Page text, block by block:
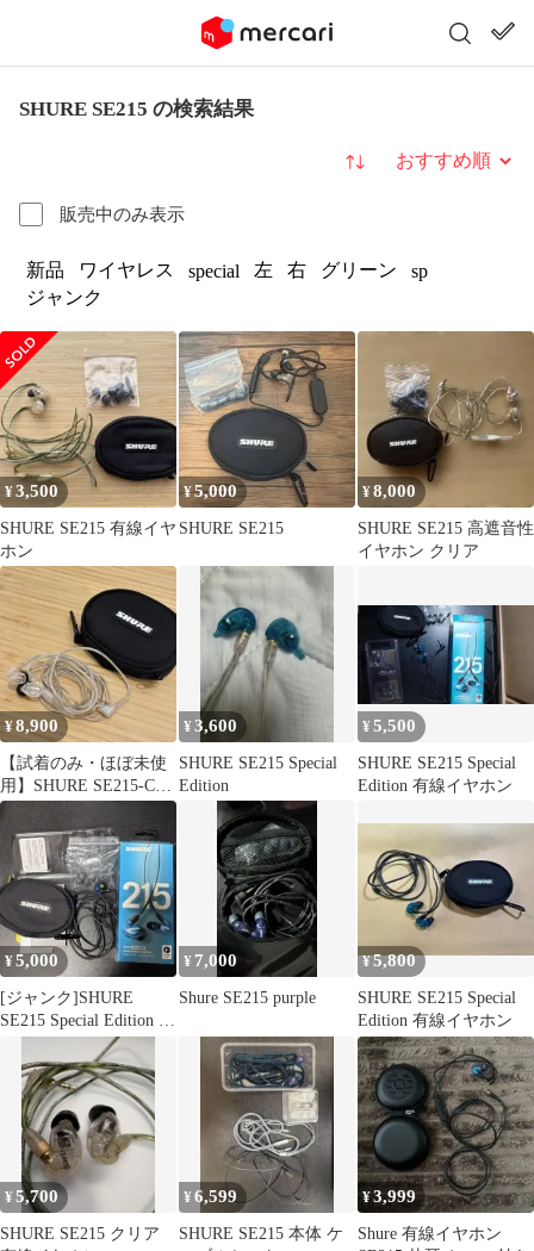
SHURE SE215 の検索結果
販売中のみ表示
並び替え
新品 ワイヤレス special 左 右 グリーン
sp
ジャンク
¥3,500
SHURE SE215 有線イヤ
ホン
¥5,000
SHURE SE215
¥8,000
SHURE SE215 高遮音性
イヤホン クリア
¥8,900
【試着のみ・ほぼ未使
用】SHURE SE215-CL-
A クリア 有線イヤホン
¥3,600
SHURE SE215 Special
Edition
¥5,500
SHURE SE215 Special
Edition 有線イヤホン
¥5,000
[ジャンク]SHURE
SE215 Special Edition 有
¥ 7,000
Shure SE215 purple
¥5,800
SHURE SE215 Special
Edition 有線イヤホン
¥5,700
SHURE SE215 クリア
¥6,599
SHURE SE215 本体 ケ
¥3,999
Shure 有線イヤホン